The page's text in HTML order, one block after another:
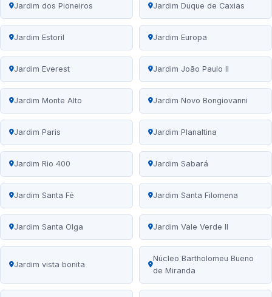
Jardim dos Pioneiros Jardim Duque de Caxias
Jardim Estoril Jardim Europa
Jardim Everest Jardim João Paulo II
Jardim Monte Alto Jardim Novo Bongiovanni
Jardim Paris Jardim Planaltina
Jardim Rio 400 Jardim Sabará
Jardim Santa Fé Jardim Santa Filomena
Jardim Santa Olga Jardim Vale Verde II
Jardim vista bonita
Núcleo Bartholomeu Bueno
de Miranda